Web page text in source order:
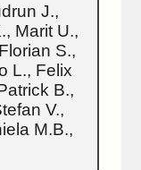
J.,
Marit U.,
S.,
L., Felix
B.,
V.,
M.B.,